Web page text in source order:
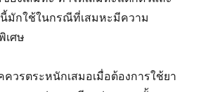
นี้มักใช้ในกรณีที่เสมหะมีความ
เศษ
วรตระหนักเสมอเมื่อต้องการใช้ยา